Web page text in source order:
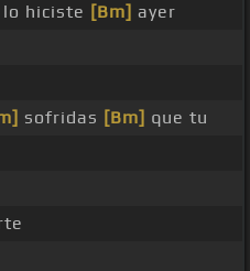
hiciste [Bm] ayer
sofridas [Bm] que tu